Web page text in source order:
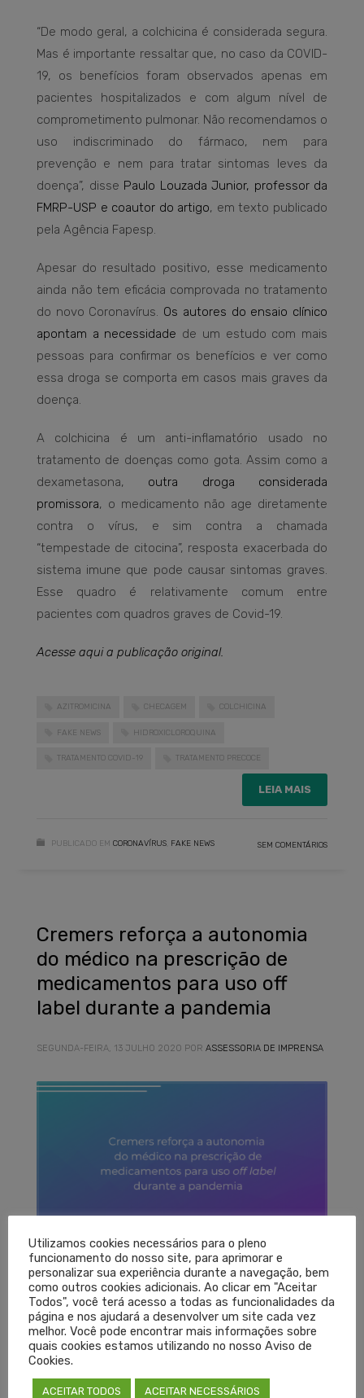
“De modo geral, a colchicina é considerada segura.
Mas é importante ressaltar que, no caso da COVID-
19, os benefícios foram observados apenas em
pacientes hospitalizados e com algum nível de
comprometimento pulmonar. Não recomendamos o
uso indiscriminado do fármaco, nem para
prevenção e nem para tratar sintomas leves da
doença”, disse Paulo Louzada Junior, professor da
FMRP-USP e coautor do artigo, em texto publicado
pela Agência Fapesp.
Apesar do resultado positivo, esse medicamento
ainda não tem eficácia comprovada no tratamento
do novo Coronavírus. Os autores do ensaio clínico
apontam a necessidade de um estudo com mais
pessoas para confirmar os benefícios e ver como
essa droga se comporta em casos mais graves da
doença.
A colchicina é um anti-inflamatório usado no
tratamento de doenças como gota. Assim como a
dexametasona, outra droga considerada
promissora, o medicamento não age diretamente
contra o vírus, e sim contra a chamada
“tempestade de citocina”, resposta exacerbada do
sistema imune que pode causar sintomas graves.
Esse quadro é relativamente comum entre
pacientes com quadros graves de Covid-19.
Acesse aqui a publicação original.
AZITROMICINA CHECAGEM COLCHICINA
FAKE NEWS HIDROXICLOROQUINA
TRATAMENTO COVID-19 TRATAMENTO PRECOCE
LEIA MAIS
PUBLICADO EM CORONAVÍRUS FAKE NEWS SEM COMENTÁRIOS
Cremers reforça a autonomia
do médico na prescrição de
medicamentos para uso off
label durante a pandemia
SEGUNDA-FEIRA, 13 JULHO 2020 POR ASSESSORIA DE IMPRENSA
O Conselho Regional de Medicina do Estado do Rio
Grande do Sul (Cremers) publicou nota técnica com
esclarecimentos sobre tratamento antiviral para
infecções por Covid-19 no estado. O documento
orienta sobre a viabilidade, durante a pandemia, de
Utilizamos cookies necessários para o pleno
funcionamento do nosso site, para aprimorar e
personalizar sua experiência durante a navegação, bem
como outros cookies adicionais. Ao clicar em "Aceitar
Todos", você terá acesso a todas as funcionalidades da
página e nos ajudará a desenvolver um site cada vez
melhor. Você pode encontrar mais informações sobre
quais cookies estamos utilizando no nosso Aviso de
Cookies.
ACEITAR TODOS ACEITAR NECESSÁRIOS